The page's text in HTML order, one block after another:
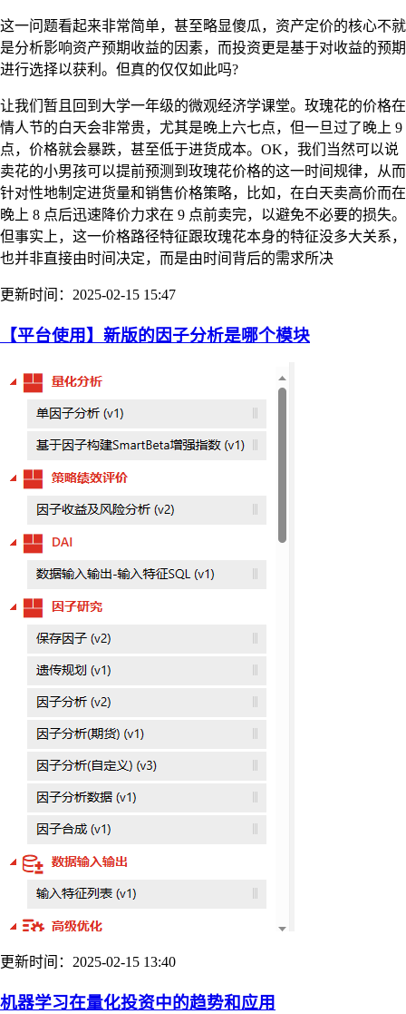
这一问题看起来非常简单，甚至略显傻瓜，资产定价的核心不就
是分析影响资产预期收益的因素，而投资更是基于对收益的预期
进行选择以获利。但真的仅仅如此吗?
让我们暂且回到大学一年级的微观经济学课堂。玫瑰花的价格在
情人节的白天会非常贵，尤其是晚上六七点，但一旦过了晚上 9
点，价格就会暴跌，甚至低于进货成本。OK，我们当然可以说
卖花的小男孩可以提前预测到玫瑰花价格的这一时间规律，从而
针对性地制定进货量和销售价格策略，比如，在白天卖高价而在
晚上 8 点后迅速降价力求在 9 点前卖完，以避免不必要的损失。
但事实上，这一价格路径特征跟玫瑰花本身的特征没多大关系，
也并非直接由时间决定，而是由时间背后的需求所决
更新时间：2025-02-15 15:47
【平台使用】新版的因子分析是哪个模块
更新时间：2025-02-15 13:40
机器学习在量化投资中的趋势和应用